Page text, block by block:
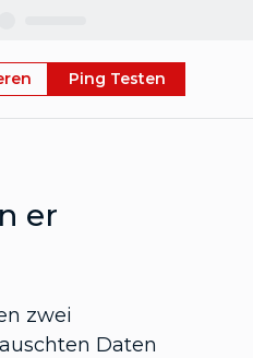
Ping Testen
er
zwei
Daten